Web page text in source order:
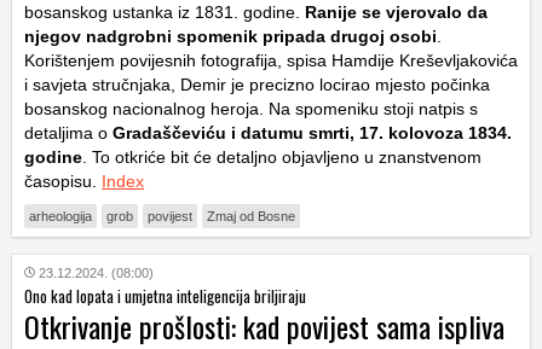
bosanskog ustanka iz 1831. godine. Ranije se vjerovalo da
njegov nadgrobni spomenik pripada drugoj osobi
Korištenjem povijesnih fotografija, spisa Hamdije Kreševljakovića
i savjeta stručnjaka, Demir je precizno locirao mjesto počinka
bosanskog nacionalnog heroja. Na spomeniku stoji natpis s
detaljima o Gradaščeviću i datumu smrti, 17. kolovoza 1834.
godine . To otkriće bit će detaljno objavljeno u znanstvenom
časopisu. Index
arheologija grob povijest Zmaj od Bosne
23.12.2024. (08:00)
Ono kad lopata i umjetna inteligencija briljiraju
Otkrivanje prošlosti: kad povijest sama ispliva